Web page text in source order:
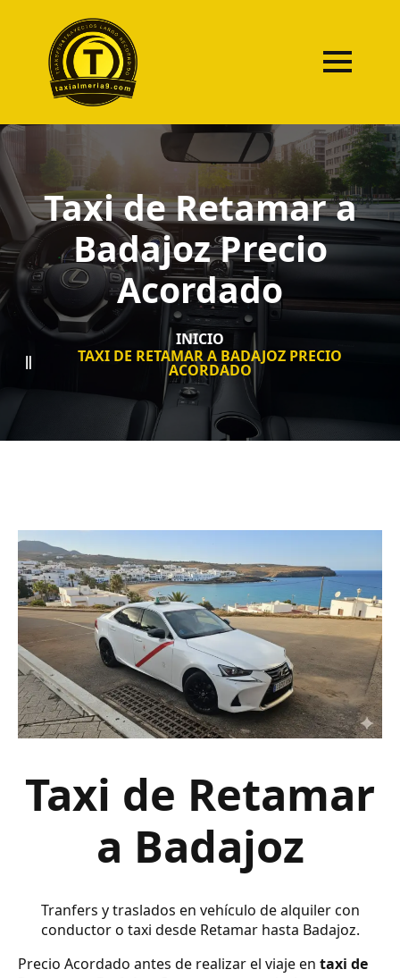
Taxi de Retamar a
Badajoz Precio
Acordado
INICIO
TAXI DE RETAMAR A BADAJOZ PRECIO
ACORDADO
Taxi de Retamar
a Badajoz
Tranfers y traslados en vehículo de alquiler con
conductor o taxi desde Retamar hasta Badajoz.
Precio Acordado antes de realizar el viaje en taxi de